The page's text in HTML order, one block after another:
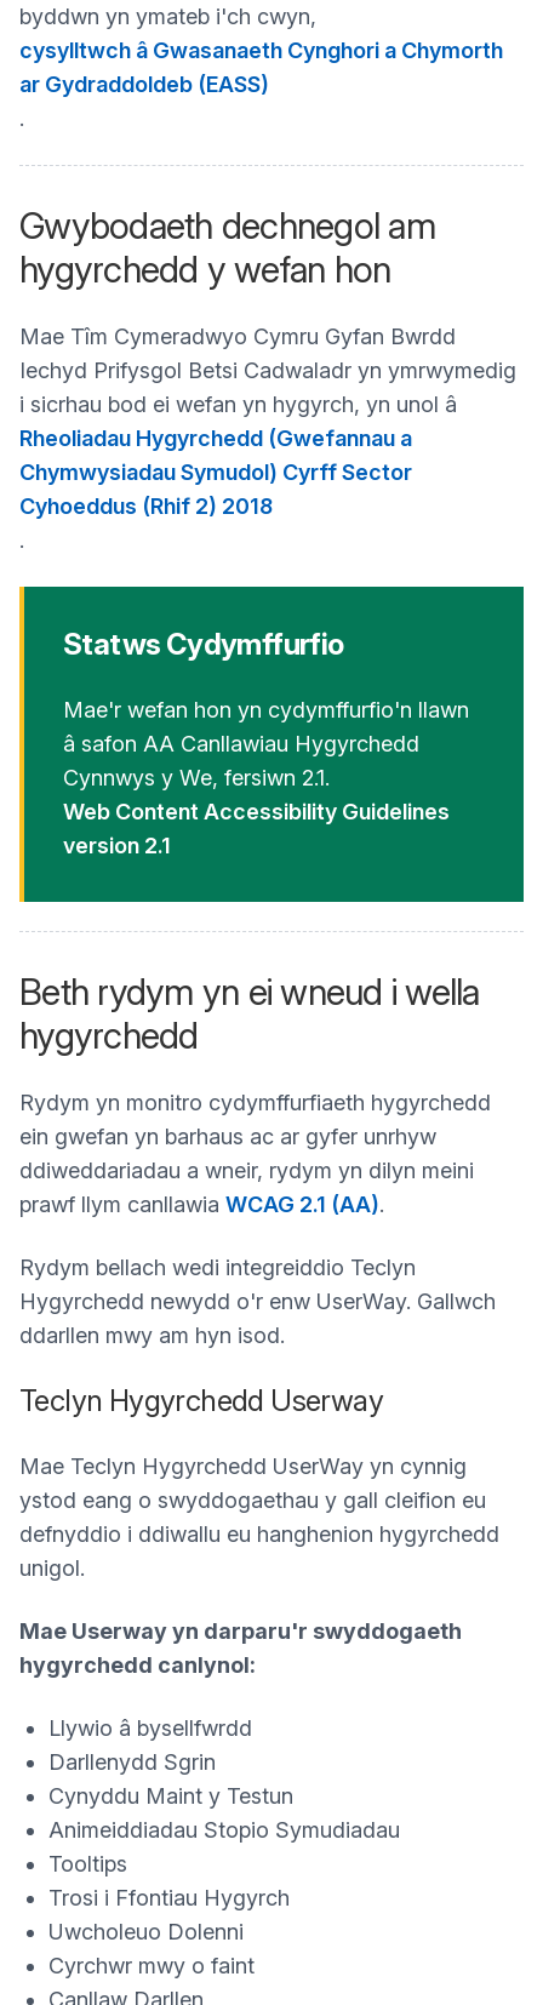
byddwn yn ymateb i'ch cwyn,
cysylltwch â Gwasanaeth Cynghori a Chymorth
ar Gydraddoldeb (EASS)
.
Gwybodaeth dechnegol am
hygyrchedd y wefan hon
Mae Tîm Cymeradwyo Cymru Gyfan Bwrdd
Iechyd Prifysgol Betsi Cadwaladr yn ymrwymedig
i sicrhau bod ei wefan yn hygyrch, yn unol â
Rheoliadau Hygyrchedd (Gwefannau a
Chymwysiadau Symudol) Cyrff Sector
Cyhoeddus (Rhif 2) 2018
.
Statws Cydymffurfio
Mae'r wefan hon yn cydymffurfio'n llawn
â safon AA Canllawiau Hygyrchedd
Cynnwys y We, fersiwn 2.1.
Web Content Accessibility Guidelines
version 2.1
Beth rydym yn ei wneud i wella
hygyrchedd
Rydym yn monitro cydymffurfiaeth hygyrchedd
ein gwefan yn barhaus ac ar gyfer unrhyw
ddiweddariadau a wneir, rydym yn dilyn meini
prawf llym canllawia WCAG 2.1 (AA).
Rydym bellach wedi integreiddio Teclyn
Hygyrchedd newydd o'r enw UserWay. Gallwch
ddarllen mwy am hyn isod.
Teclyn Hygyrchedd Userway
Mae Teclyn Hygyrchedd UserWay yn cynnig
ystod eang o swyddogaethau y gall cleifion eu
defnyddio i ddiwallu eu hanghenion hygyrchedd
unigol.
Mae Userway yn darparu'r swyddogaeth
hygyrchedd canlynol:
Llywio â bysellfwrdd
Darllenydd Sgrin
Cynyddu Maint y Testun
Animeiddiadau Stopio Symudiadau
Tooltips
Trosi i Ffontiau Hygyrch
Uwcholeuo Dolenni
Cyrchwr mwy o faint
Canllaw Darllen